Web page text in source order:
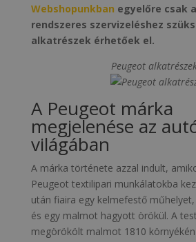
Webshopunkban egyelőre csak
rendszeres szervizeléshez
alkatrészek érhetőek el.
Peugeot
A Peugeot márka
megjelenése az
világában
A márka története azzal indult,
Peugeot textilipari munkálatokba
után fiaira egy kelmefestő
és egy malmot hagyott örökül. A
megörökölt malmot 1810